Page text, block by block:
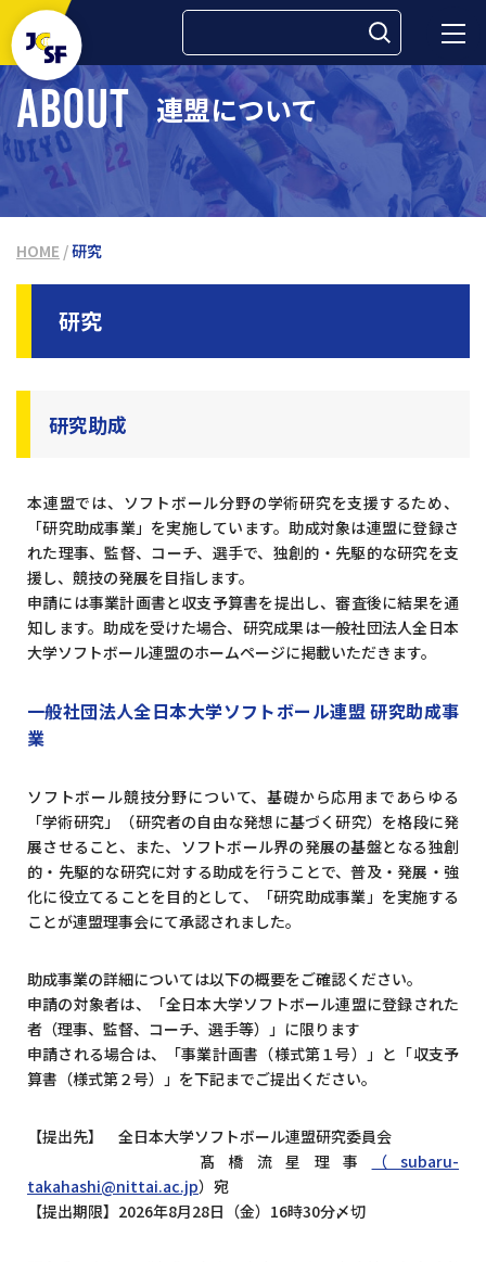
検索:
ABOUT 連盟について
HOME /研究
研究
研究助成
本連盟では、ソフトボール分野の学術研究を支援するため、
「研究助成事業」を実施しています。助成対象は連盟に登録さ
れた理事、監督、コーチ、選手で、独創的・先駆的な研究を支
援し、競技の発展を目指します。
申請には事業計画書と収支予算書を提出し、審査後に結果を通
知します。助成を受けた場合、研究成果は一般社団法人全日本
大学ソフトボール連盟のホームページに掲載いただきます。
一般社団法人全日本大学ソフトボール連盟 研究助成事
業
ソフトボール競技分野について、基礎から応用まであらゆる
「学術研究」（研究者の自由な発想に基づく研究）を格段に発
展させること、また、ソフトボール界の発展の基盤となる独創
的・先駆的な研究に対する助成を行うことで、普及・発展・強
化に役立てることを目的として、「研究助成事業」を実施する
ことが連盟理事会にて承認されました。
助成事業の詳細については以下の概要をご確認ください。
申請の対象者は、「全日本大学ソフトボール連盟に登録された
者（理事、監督、コーチ、選手等）」に限ります
申請される場合は、「事業計画書（様式第１号）」と「収支予
算書（様式第２号）」を下記までご提出ください。
【提出先】 全日本大学ソフトボール連盟研究委員会
髙橋流星理事
（subaru-
takahashi@nittai.ac.jp）宛
【提出期限】2026年8月28日（金）16時30分〆切